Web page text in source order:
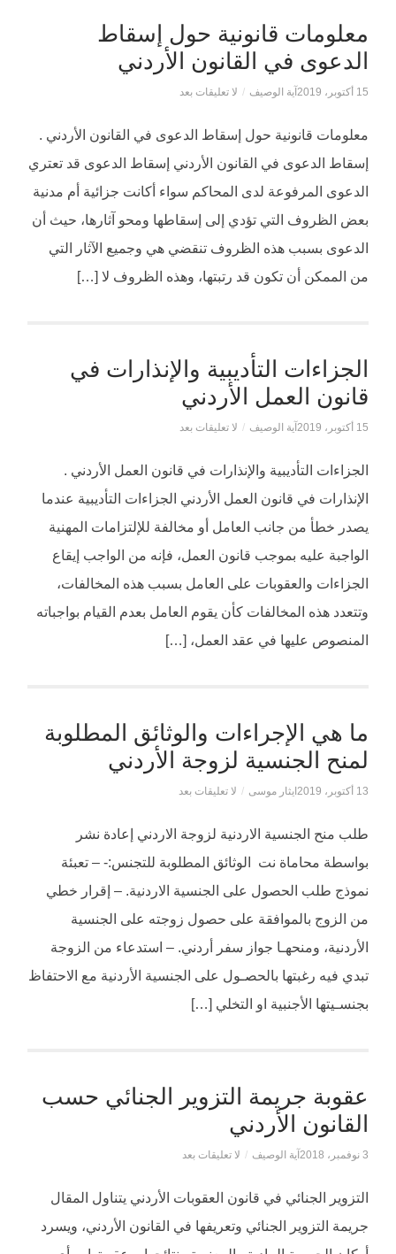
معلومات قانونية حول إسقاط
الدعوى في القانون الأردني
15 أكتوبر، 2019 آية الوصيف / لا تعليقات بعد
معلومات قانونية حول إسقاط الدعوى في القانون الأردني .
إسقاط الدعوى في القانون الأردني إسقاط الدعوى قد تعتري
الدعوى المرفوعة لدى المحاكم سواء أكانت جزائية أم مدنية
بعض الظروف التي تؤدي إلى إسقاطها ومحو آثارها، حيث أن
الدعوى بسبب هذه الظروف تنقضي هي وجميع الآثار التي
من الممكن أن تكون قد رتبتها، وهذه الظروف لا […]
الجزاءات التأديبية والإنذارات في
قانون العمل الأردني
15 أكتوبر، 2019 آية الوصيف / لا تعليقات بعد
الجزاءات التأديبية والإنذارات في قانون العمل الأردني .
الإنذارات في قانون العمل الأردني الجزاءات التأديبية عندما
يصدر خطأ من جانب العامل أو مخالفة للإلتزامات المهنية
الواجبة عليه بموجب قانون العمل، فإنه من الواجب إيقاع
الجزاءات والعقوبات على العامل بسبب هذه المخالفات،
وتتعدد هذه المخالفات كأن يقوم العامل بعدم القيام بواجباته
المنصوص عليها في عقد العمل، […]
ما هي الإجراءات والوثائق المطلوبة
لمنح الجنسية لزوجة الأردني
13 أكتوبر، 2019 ايثار موسى / لا تعليقات بعد
طلب منح الجنسية الاردنية لزوجة الاردني إعادة نشر
بواسطة محاماة نت الوثائق المطلوبة للتجنس:- – تعبئة
نموذج طلب الحصول على الجنسية الاردنية. – إقرار خطي
من الزوج بالموافقة على حصول زوجته على الجنسية
الأردنية، ومنحهـا جواز سفر أردني. – استدعاء من الزوجة
تبدي فيه رغبتها بالحصـول على الجنسية الأردنية مع الاحتفاظ
بجنسـيتها الأجنبية او التخلي […]
عقوبة جريمة التزوير الجنائي حسب
القانون الأردني
3 نوفمبر، 2018 آية الوصيف / لا تعليقات بعد
التزوير الجنائي في قانون العقوبات الأردني يتناول المقال
جريمة التزوير الجنائي وتعريفها في القانون الأردني، ويسرد